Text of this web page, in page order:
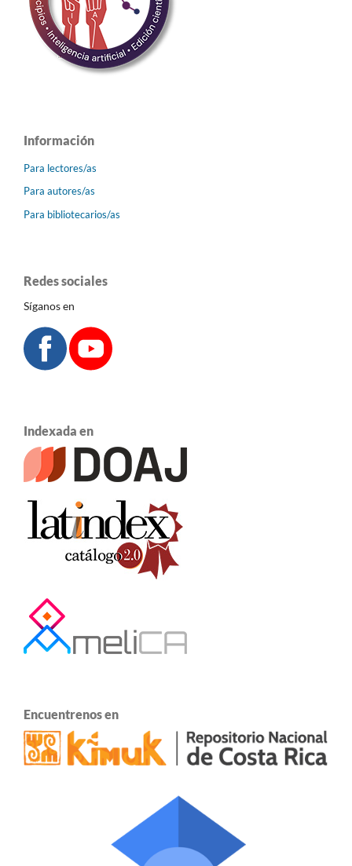
Información
Para lectores/as
Para autores/as
Para bibliotecarios/as
Redes sociales
Síganos en
Indexada en
Encuentrenos en